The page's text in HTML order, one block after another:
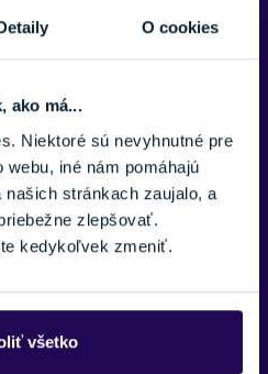
O cookies
ako má...
Niektoré sú nevyhnutné pre
iné nám pomáhajú
stránkach zaujalo, a
zlepšovať.
kedykoľvek zmeniť.
všetko
výhodou je, keď má kukla aj
, napr. používa tkaninu s